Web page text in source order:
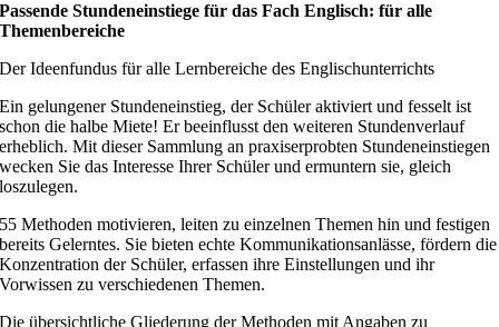
Passende Stundeneinstiege für das Fach Englisch: für alle
Themenbereiche
Der Ideenfundus für alle Lernbereiche des Englischunterrichts
Ein gelungener Stundeneinstieg, der Schüler aktiviert und fesselt ist
schon die halbe Miete! Er beeinflusst den weiteren Stundenverlauf
erheblich. Mit dieser Sammlung an praxiserprobten Stundeneinstiegen
wecken Sie das Interesse Ihrer Schüler und ermuntern sie, gleich
loszulegen.
55 Methoden motivieren, leiten zu einzelnen Themen hin und festigen
bereits Gelerntes. Sie bieten echte Kommunikationsanlässe, fördern die
Konzentration der Schüler, erfassen ihre Einstellungen und ihr
Vorwissen zu verschiedenen Themen.
Die übersichtliche Gliederung der Methoden mit Angaben zu